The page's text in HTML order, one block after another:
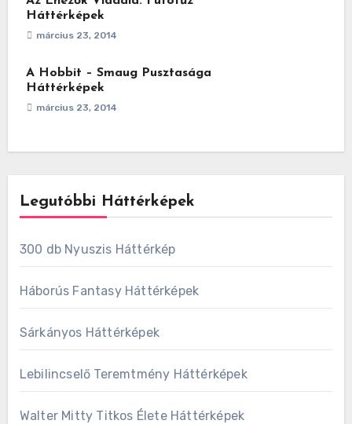
Háttérképek
március 23, 2014
A Hobbit – Smaug Pusztasága
Háttérképek
március 23, 2014
Legutóbbi Háttérképek
300 db Nyuszis Háttérkép
Háborús Fantasy Háttérképek
Sárkányos Háttérképek
Lebilincselő Teremtmény Háttérképek
Walter Mitty Titkos Élete Háttérképek